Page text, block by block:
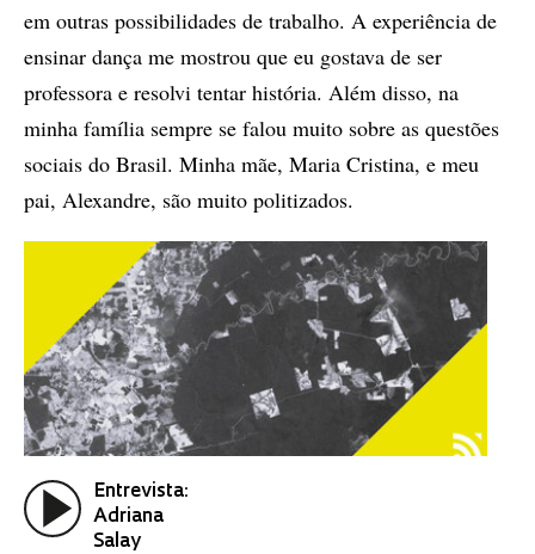
em outras possibilidades de trabalho. A experiência de
ensinar dança me mostrou que eu gostava de ser
professora e resolvi tentar história. Além disso, na
minha família sempre se falou muito sobre as questões
sociais do Brasil. Minha mãe, Maria Cristina, e meu
pai, Alexandre, são muito politizados.
Entrevista:
Adriana
Salay